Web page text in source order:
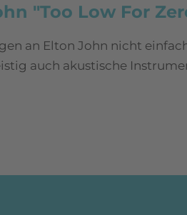
"Too Low For
an Elton John nicht
auch akustische